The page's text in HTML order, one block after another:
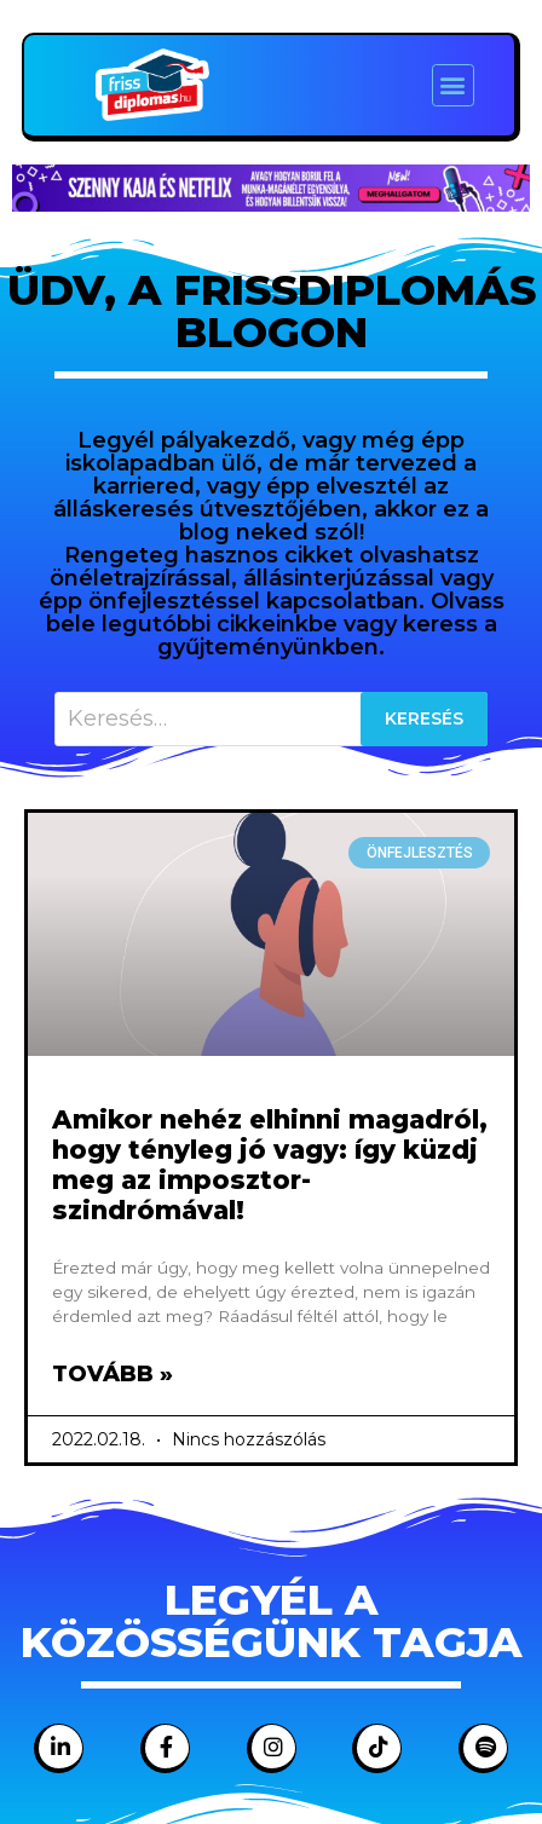
ÜDV, A FRISSDIPLOMÁS
BLOGON
Legyél pályakezdő, vagy még épp
iskolapadban ülő, de már tervezed a
karriered, vagy épp elvesztél az
álláskeresés útvesztőjében, akkor ez a
blog neked szól!
Rengeteg hasznos cikket olvashatsz
önéletrajzírással, állásinterjúzással vagy
épp önfejlesztéssel kapcsolatban. Olvass
bele legutóbbi cikkeinkbe vagy keress a
gyűjteményünkben.
ÖNFEJLESZTÉS
Amikor nehéz elhinni magadról,
hogy tényleg jó vagy: így küzdj
meg az imposztor-
szindrómával!
Érezted már úgy, hogy meg kellett volna ünnepelned
egy sikered, de ehelyett úgy érezted, nem is igazán
érdemled azt meg? Ráadásul féltél attól, hogy le
TOVÁBB »
2022.02.18. Nincs hozzászólás
LEGYÉL A
KÖZÖSSÉGÜNK TAGJA